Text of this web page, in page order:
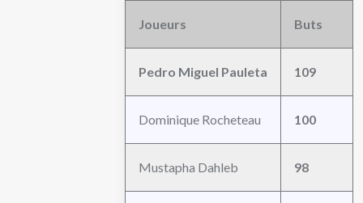
Joueurs Buts
Pedro Miguel Pauleta 109
Dominique Rocheteau 100
Mustapha Dahleb 98